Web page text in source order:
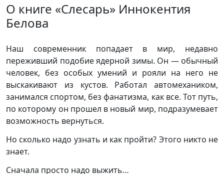
О книге «Слесарь» Иннокентия
Белова
Наш современник попадает в мир, недавно
переживший подобие ядерной зимы. Он — обычный
человек, без особых умений и рояли на него не
выскакивают из кустов. Работал автомехаником,
занимался спортом, без фанатизма, как все. Тот путь,
по которому он прошел в новый мир, подразумевает
возможность вернуться.
Но сколько надо узнать и как пройти? Этого никто не
знает.
Сначала просто надо выжить…